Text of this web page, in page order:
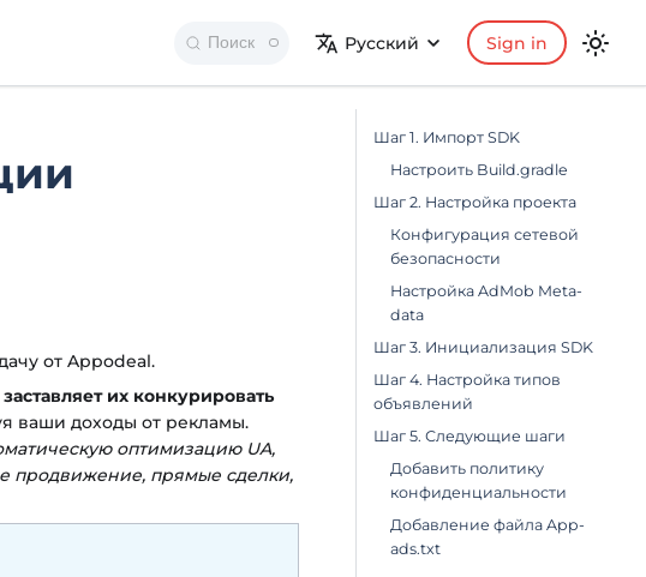
Поиск Русский Sign in
от Appodeal.
их конкурировать
ваши доходы от рекламы.
оптимизацию UA,
продвижение, прямые сделки,
Шаг 1. Импорт SDK
Настроить Build.gradle
Шаг 2. Настройка проекта
Конфигурация сетевой
безопасности
Настройка AdMob Meta-
data
Шаг 3. Инициализация SDK
Шаг 4. Настройка типов
объявлений
Шаг 5. Следующие шаги
Добавить политику
конфиденциальности
Добавление файла App-
ads.txt